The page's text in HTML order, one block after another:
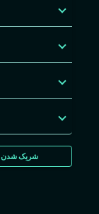
شریک شدن